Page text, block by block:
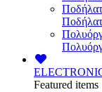
Featured items